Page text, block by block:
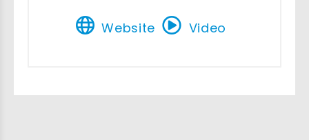
Website Video